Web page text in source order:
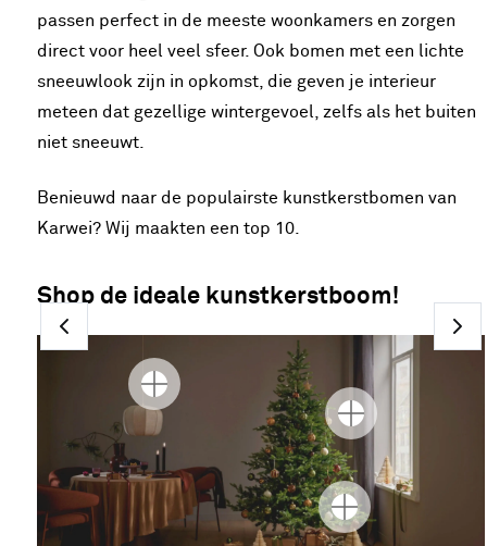
passen perfect in de meeste woonkamers en zorgen
direct voor heel veel sfeer. Ook bomen met een lichte
sneeuwlook zijn in opkomst, die geven je interieur
meteen dat gezellige wintergevoel, zelfs als het buiten
niet sneeuwt.
Benieuwd naar de populairste kunstkerstbomen van
Karwei? Wij maakten een top 10.
Shop de ideale kunstkerstboom!